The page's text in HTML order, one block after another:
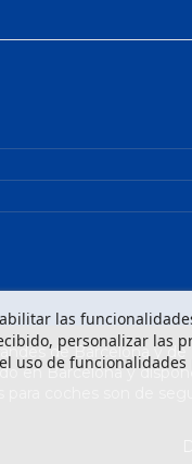
las
personalizar las
uso de
de Barcelona y
en Barcelona y
coches son de